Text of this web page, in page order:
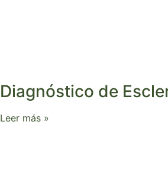
Diagnóstico de
Leer más »